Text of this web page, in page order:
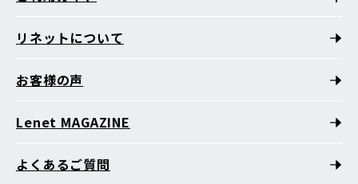
リネットについて
お客様の声
Lenet MAGAZINE
よくあるご質問